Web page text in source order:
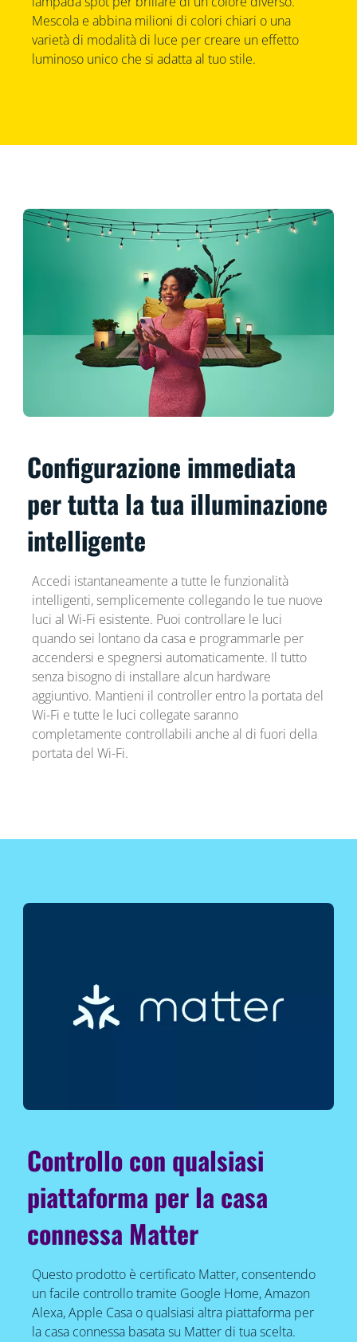
Mescola e abbina milioni di colori chiari o una
varietà di modalità di luce per creare un effetto
luminoso unico che si adatta al tuo stile.
Configurazione immediata
per tutta la tua illuminazione
intelligente
Accedi istantaneamente a tutte le funzionalità
intelligenti, semplicemente collegando le tue nuove
luci al Wi-Fi esistente. Puoi controllare le luci
quando sei lontano da casa e programmarle per
accendersi e spegnersi automaticamente. Il tutto
senza bisogno di installare alcun hardware
aggiuntivo. Mantieni il controller entro la portata del
Wi-Fi e tutte le luci collegate saranno
completamente controllabili anche al di fuori della
portata del Wi-Fi.
Controllo con qualsiasi
piattaforma per la casa
connessa Matter
Questo prodotto è certificato Matter, consentendo
un facile controllo tramite Google Home, Amazon
Alexa, Apple Casa o qualsiasi altra piattaforma per
la casa connessa basata su Matter di tua scelta.